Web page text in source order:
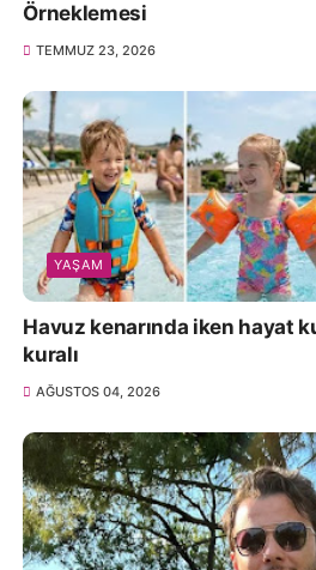
Örneklemesi
TEMMUZ 23, 2026
YAŞAM
Havuz kenarında iken hayat
kuralı
AĞUSTOS 04, 2026